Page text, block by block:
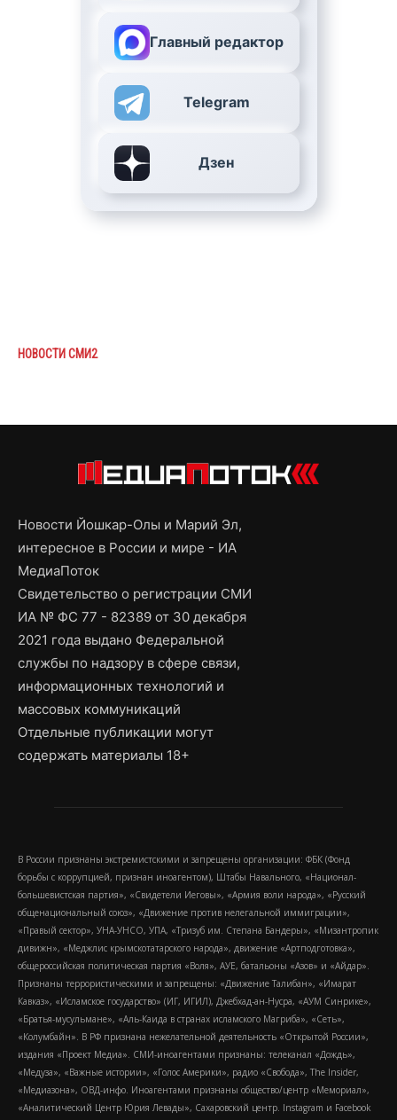
Главный редактор
Telegram
Дзен
НОВОСТИ СМИ2
Новости Йошкар-Олы и Марий Эл,
интересное в России и мире - ИА
МедиаПоток
Свидетельство о регистрации СМИ
ИА № ФС 77 - 82389 от 30 декабря
2021 года выдано Федеральной
службы по надзору в сфере связи,
информационных технологий и
массовых коммуникаций
Отдельные публикации могут
содержать материалы 18+
В России признаны экстремистскими и запрещены организации: ФБК (Фонд
борьбы с коррупцией, признан иноагентом), Штабы Навального, «Национал-
большевистская партия», «Свидетели Иеговы», «Армия воли народа», «Русский
общенациональный союз», «Движение против нелегальной иммиграции»,
«Правый сектор», УНА-УНСО, УПА, «Тризуб им. Степана Бандеры», «Мизантропик
дивижн», «Меджлис крымскотатарского народа», движение «Артподготовка»,
общероссийская политическая партия «Воля», АУЕ, батальоны «Азов» и «Айдар».
Признаны террористическими и запрещены: «Движение Талибан», «Имарат
Кавказ», «Исламское государство» (ИГ, ИГИЛ), Джебхад-ан-Нусра, «АУМ Синрике»,
«Братья-мусульмане», «Аль-Каида в странах исламского Магриба», «Сеть»,
«Колумбайн». В РФ признана нежелательной деятельность «Открытой России»,
издания «Проект Медиа». СМИ-иноагентами признаны: телеканал «Дождь»,
«Медуза», «Важные истории», «Голос Америки», радио «Свобода», The Insider,
«Медиазона», ОВД-инфо. Иноагентами признаны общество/центр «Мемориал»,
«Аналитический Центр Юрия Левады», Сахаровский центр. Instagram и Facebook